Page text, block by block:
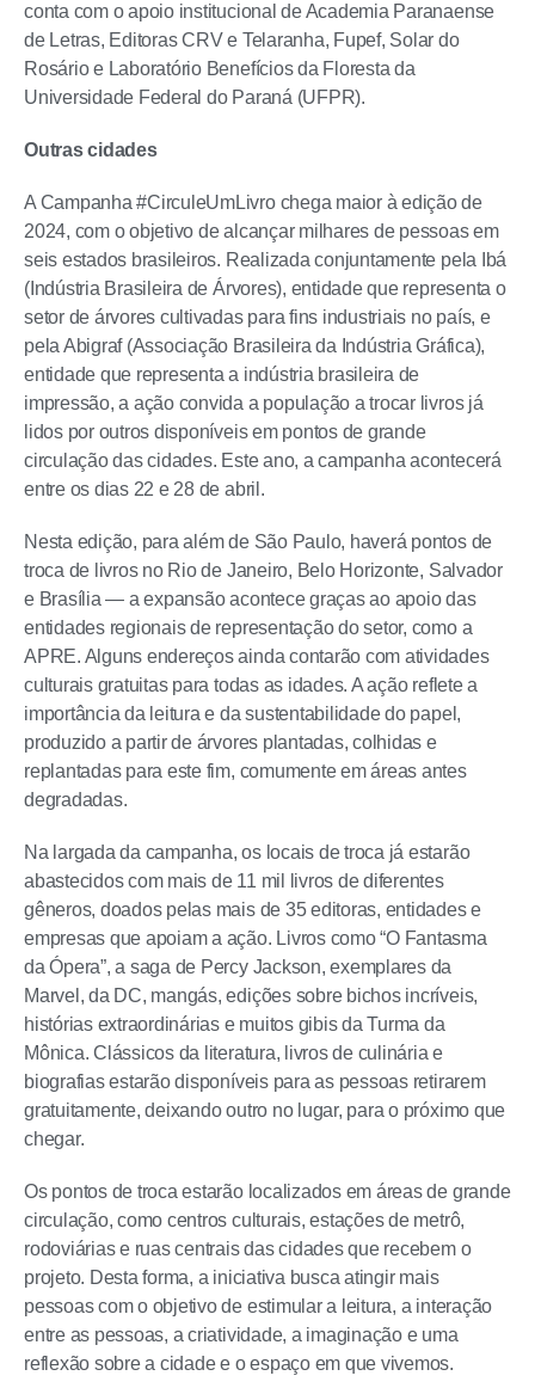
conta com o apoio institucional de Academia Paranaense
de Letras, Editoras CRV e Telaranha, Fupef, Solar do
Rosário e Laboratório Benefícios da Floresta da
Universidade Federal do Paraná (UFPR).
Outras cidades
A Campanha #CirculeUmLivro chega maior à edição de
2024, com o objetivo de alcançar milhares de pessoas em
seis estados brasileiros. Realizada conjuntamente pela Ibá
(Indústria Brasileira de Árvores), entidade que representa o
setor de árvores cultivadas para fins industriais no país, e
pela Abigraf (Associação Brasileira da Indústria Gráfica),
entidade que representa a indústria brasileira de
impressão, a ação convida a população a trocar livros já
lidos por outros disponíveis em pontos de grande
circulação das cidades. Este ano, a campanha acontecerá
entre os dias 22 e 28 de abril.
Nesta edição, para além de São Paulo, haverá pontos de
troca de livros no Rio de Janeiro, Belo Horizonte, Salvador
e Brasília — a expansão acontece graças ao apoio das
entidades regionais de representação do setor, como a
APRE. Alguns endereços ainda contarão com atividades
culturais gratuitas para todas as idades. A ação reflete a
importância da leitura e da sustentabilidade do papel,
produzido a partir de árvores plantadas, colhidas e
replantadas para este fim, comumente em áreas antes
degradadas.
Na largada da campanha, os locais de troca já estarão
abastecidos com mais de 11 mil livros de diferentes
gêneros, doados pelas mais de 35 editoras, entidades e
empresas que apoiam a ação. Livros como “O Fantasma
da Ópera”, a saga de Percy Jackson, exemplares da
Marvel, da DC, mangás, edições sobre bichos incríveis,
histórias extraordinárias e muitos gibis da Turma da
Mônica. Clássicos da literatura, livros de culinária e
biografias estarão disponíveis para as pessoas retirarem
gratuitamente, deixando outro no lugar, para o próximo que
chegar.
Os pontos de troca estarão localizados em áreas de grande
circulação, como centros culturais, estações de metrô,
rodoviárias e ruas centrais das cidades que recebem o
projeto. Desta forma, a iniciativa busca atingir mais
pessoas com o objetivo de estimular a leitura, a interação
entre as pessoas, a criatividade, a imaginação e uma
reflexão sobre a cidade e o espaço em que vivemos.